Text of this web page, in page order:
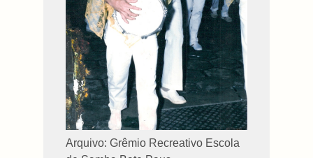
Arquivo: Grêmio Recreativo Escola